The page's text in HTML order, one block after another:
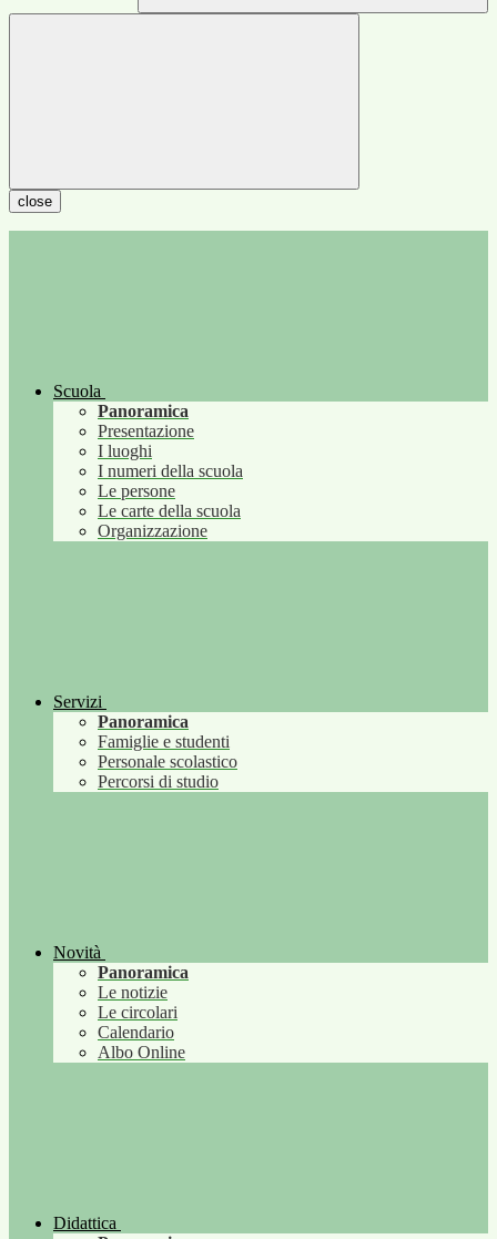
close
Scuola
Panoramica
Presentazione
I luoghi
I numeri della scuola
Le persone
Le carte della scuola
Organizzazione
Servizi
Panoramica
Famiglie e studenti
Personale scolastico
Percorsi di studio
Novità
Panoramica
Le notizie
Le circolari
Calendario
Albo Online
Didattica